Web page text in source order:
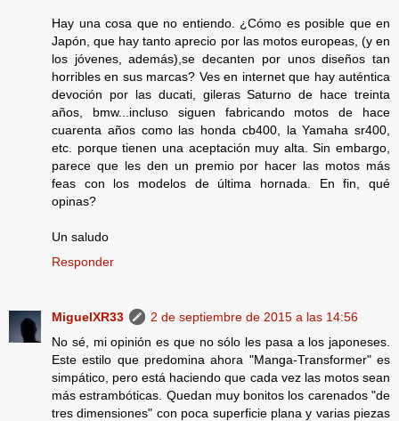
Hay una cosa que no entiendo. ¿Cómo es posible que en
Japón, que hay tanto aprecio por las motos europeas, (y en
los jóvenes, además),se decanten por unos diseños tan
horribles en sus marcas? Ves en internet que hay auténtica
devoción por las ducati, gileras Saturno de hace treinta
años, bmw...incluso siguen fabricando motos de hace
cuarenta años como las honda cb400, la Yamaha sr400,
etc. porque tienen una aceptación muy alta. Sin embargo,
parece que les den un premio por hacer las motos más
feas con los modelos de última hornada. En fin, qué
opinas?
Un saludo
Responder
MiguelXR33
2 de septiembre de 2015 a las 14:56
No sé, mi opinión es que no sólo les pasa a los japoneses.
Este estilo que predomina ahora "Manga-Transformer" es
simpático, pero está haciendo que cada vez las motos sean
más estrambóticas. Quedan muy bonitos los carenados "de
tres dimensiones" con poca superficie plana y varias piezas